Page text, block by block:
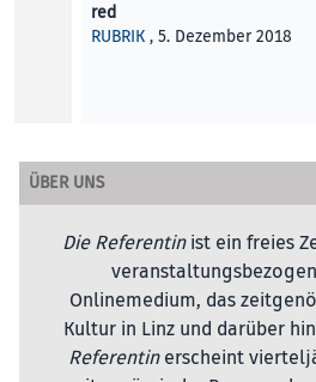
red
RUBRIK , 5. Dezember 2018
ÜBER UNS
Die Referentinist ein freies
Onlinemedium, das
Kultur in Linz und darüber
Referentinerscheint